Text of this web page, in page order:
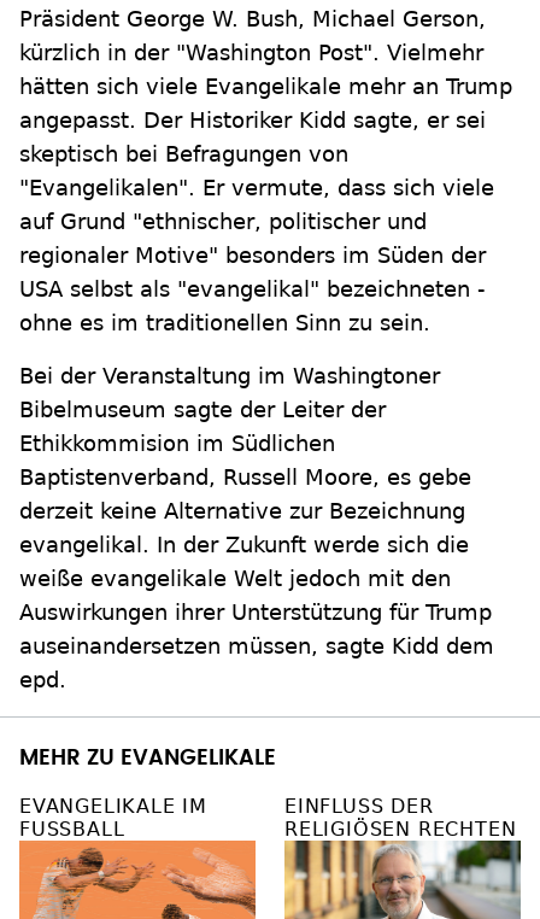
Präsident George W. Bush, Michael Gerson,
kürzlich in der "Washington Post". Vielmehr
hätten sich viele Evangelikale mehr an Trump
angepasst. Der Historiker Kidd sagte, er sei
skeptisch bei Befragungen von
"Evangelikalen". Er vermute, dass sich viele
auf Grund "ethnischer, politischer und
regionaler Motive" besonders im Süden der
USA selbst als "evangelikal" bezeichneten -
ohne es im traditionellen Sinn zu sein.
Bei der Veranstaltung im Washingtoner
Bibelmuseum sagte der Leiter der
Ethikkommision im Südlichen
Baptistenverband, Russell Moore, es gebe
derzeit keine Alternative zur Bezeichnung
evangelikal. In der Zukunft werde sich die
weiße evangelikale Welt jedoch mit den
Auswirkungen ihrer Unterstützung für Trump
auseinandersetzen müssen, sagte Kidd dem
epd.
MEHR ZU EVANGELIKALE
EVANGELIKALE IM
FUSSBALL
EINFLUSS DER
RELIGIÖSEN RECHTEN